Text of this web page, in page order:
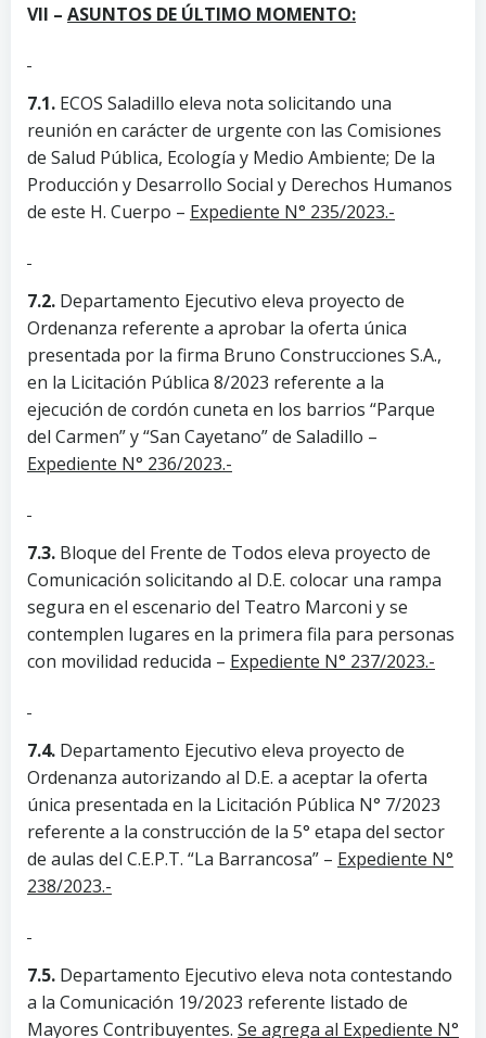
VII – ASUNTOS DE ÚLTIMO MOMENTO:
7.1. ECOS Saladillo eleva nota solicitando una
reunión en carácter de urgente con las Comisiones
de Salud Pública, Ecología y Medio Ambiente; De la
Producción y Desarrollo Social y Derechos Humanos
de este H. Cuerpo – Expediente N° 235/2023.-
7.2. Departamento Ejecutivo eleva proyecto de
Ordenanza referente a aprobar la oferta única
presentada por la firma Bruno Construcciones S.A.,
en la Licitación Pública 8/2023 referente a la
ejecución de cordón cuneta en los barrios “Parque
del Carmen” y “San Cayetano” de Saladillo –
Expediente N° 236/2023.-
7.3. Bloque del Frente de Todos eleva proyecto de
Comunicación solicitando al D.E. colocar una rampa
segura en el escenario del Teatro Marconi y se
contemplen lugares en la primera fila para personas
con movilidad reducida – Expediente N° 237/2023.-
7.4. Departamento Ejecutivo eleva proyecto de
Ordenanza autorizando al D.E. a aceptar la oferta
única presentada en la Licitación Pública N° 7/2023
referente a la construcción de la 5° etapa del sector
de aulas del C.E.P.T. “La Barrancosa” – Expediente N°
238/2023.-
7.5. Departamento Ejecutivo eleva nota contestando
a la Comunicación 19/2023 referente listado de
Mayores Contribuyentes. Se agrega al Expediente N°